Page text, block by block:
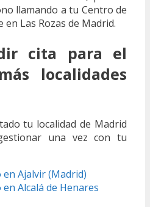
llamando a tu Centro de
Las Rozas de Madrid.
cita para el
localidades
tu localidad de Madrid
una vez con tu
en Ajalvir (Madrid)
Alcalá de Henares